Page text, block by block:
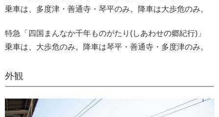
乗車は、多度津・善通寺・琴平のみ。降車は大歩危のみ。
特急「四国まんなか千年ものがたり(しあわせの郷紀行)」
乗車は、大歩危のみ。降車は琴平・善通寺・多度津のみ。
外観